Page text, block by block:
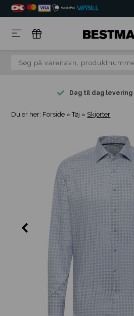
Dag til dag levering
Du er her: Forside »Tøj » Skjorter